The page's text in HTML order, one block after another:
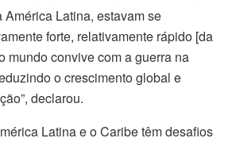
Latina, estavam se
forte, relativamente rápido [da
mundo convive com a guerra na
o crescimento global e
declarou.
Latina e o Caribe têm desafios